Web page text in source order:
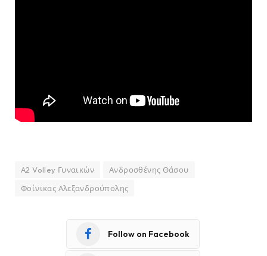
Α2 Volley Γυναικών
Ανδροσθένης Θάσου
Φοίνικας Αλεξανδρούπολης
Follow on Facebook